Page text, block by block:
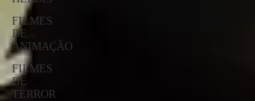
FILMES
DE
ANIMAÇÃO
FILMES
DE
TERROR